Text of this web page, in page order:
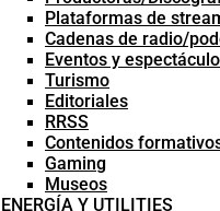
Plataformas de
Cadenas de radio/
Eventos y
Turismo
Editoriales
RRSS
Contenidos
Gaming
Museos
ENERGÍA Y UTILITIES